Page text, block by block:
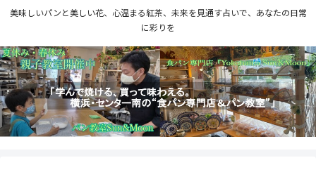
美味しいパンと美しい花、心温まる紅茶、未来を見通す占いで、あなたの日常
に彩りを